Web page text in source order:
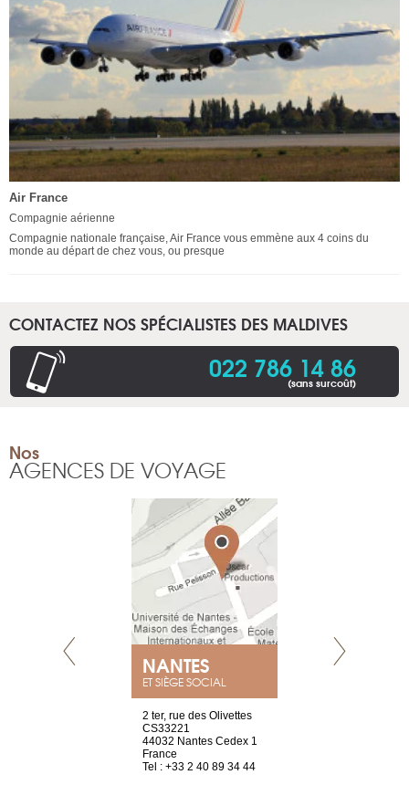
Air France
Compagnie aérienne
Compagnie nationale française, Air France vous emmène aux 4 coins du
monde au départ de chez vous, ou presque
CONTACTEZ NOS SPÉCIALISTES DES MALDIVES
022 786 14 86
(sans surcoût)
Nos
AGENCES DE VOYAGE
NANTES
ET SIÈGE SOCIAL
2 ter, rue des Olivettes
CS33221
44032 Nantes Cedex 1
France
Tel : +33 2 40 89 34 44